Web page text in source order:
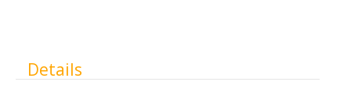
Ausblenden
Details